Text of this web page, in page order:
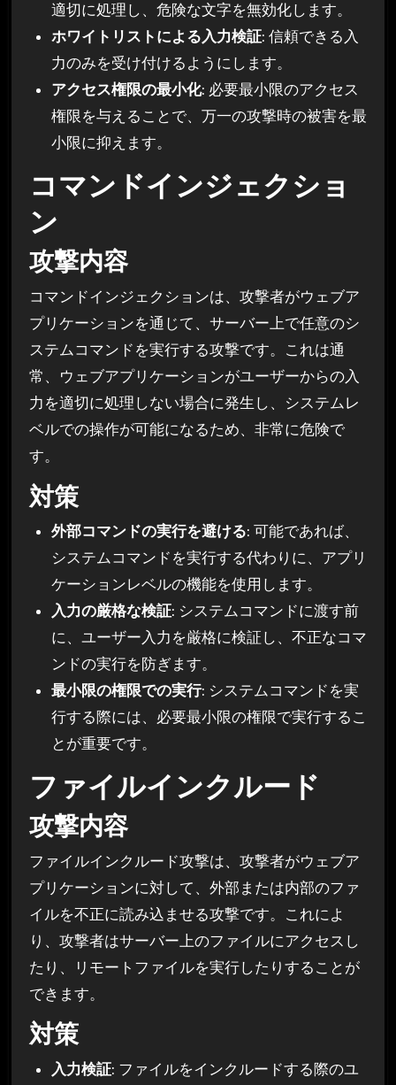
適切に処理し、危険な文字を無効化します。
ホワイトリストによる入力検証: 信頼できる入
力のみを受け付けるようにします。
アクセス権限の最小化: 必要最小限のアクセス
権限を与えることで、万一の攻撃時の被害を最
小限に抑えます。
コマンドインジェクショ
ン
攻撃内容
コマンドインジェクションは、攻撃者がウェブア
プリケーションを通じて、サーバー上で任意のシ
ステムコマンドを実行する攻撃です。これは通
常、ウェブアプリケーションがユーザーからの入
力を適切に処理しない場合に発生し、システムレ
ベルでの操作が可能になるため、非常に危険で
す。
対策
外部コマンドの実行を避ける: 可能であれば、
システムコマンドを実行する代わりに、アプリ
ケーションレベルの機能を使用します。
入力の厳格な検証: システムコマンドに渡す前
に、ユーザー入力を厳格に検証し、不正なコマ
ンドの実行を防ぎます。
最小限の権限での実行: システムコマンドを実
行する際には、必要最小限の権限で実行するこ
とが重要です。
ファイルインクルード
攻撃内容
ファイルインクルード攻撃は、攻撃者がウェブア
プリケーションに対して、外部または内部のファ
イルを不正に読み込ませる攻撃です。これによ
り、攻撃者はサーバー上のファイルにアクセスし
たり、リモートファイルを実行したりすることが
できます。
対策
入力検証: ファイルをインクルードする際のユ